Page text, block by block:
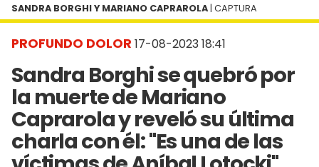
PROFUNDO DOLOR 17-08-2023 18:41
Sandra Borghi se quebró por
la muerte de Mariano
Caprarola y reveló su última
charla con él: "Es una de las
SANDRA BORGHI Y MARIANO CAPRAROLA | CAPTURA